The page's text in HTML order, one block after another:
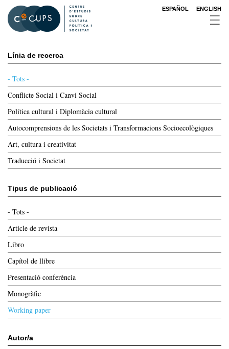
contingut
ESPAÑOL ENGLISH
Línia de recerca
- Tots -
Conflicte Social i Canvi Social
Política cultural i Diplomàcia cultural
Autocomprensions de les Societats i Transformacions Socioecològiques
Art, cultura i creativitat
Traducció i Societat
Tipus de publicació
- Tots -
Article de revista
Libro
Capítol de llibre
Presentació conferència
Monogràfic
Working paper
Autor/a